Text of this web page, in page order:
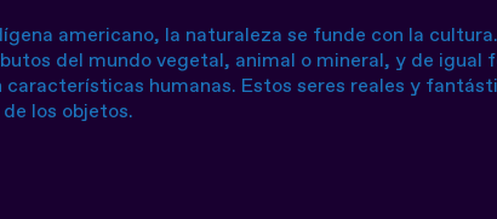
americano, la naturaleza se funde con la
del mundo vegetal, animal o mineral, y de igual
humanas. Estos seres reales y
los objetos.